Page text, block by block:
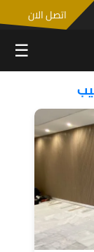
اتصل الان
☰